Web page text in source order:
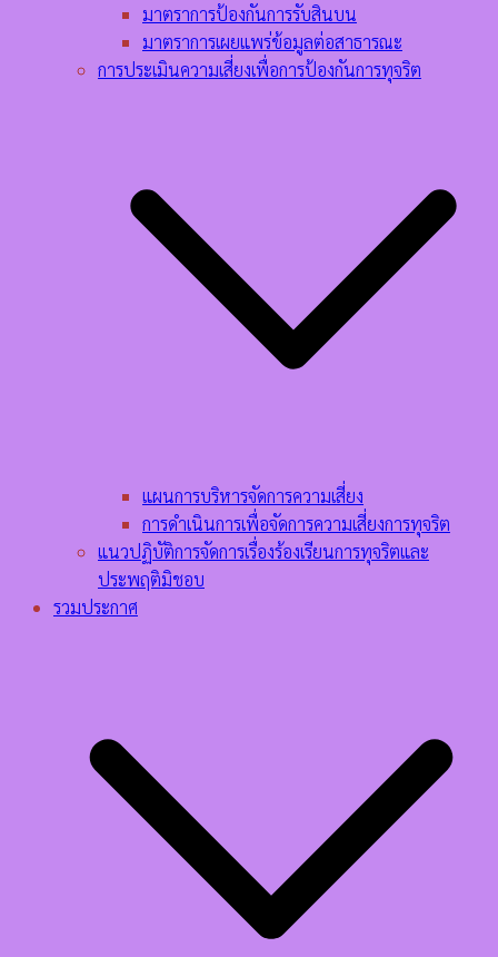
มาตราการป้องกันการรับสินบน
มาตราการเผยแพร่ข้อมูลต่อสาธารณะ
การประเมินความเสี่ยงเพื่อการป้องกันการทุจริต
แผนการบริหารจัดการความเสี่ยง
การดำเนินการเพื่อจัดการความเสี่ยงการทุจริต
แนวปฏิบัติการจัดการเรื่องร้องเรียนการทุจริตและ
ประพฤติมิชอบ
รวมประกาศ